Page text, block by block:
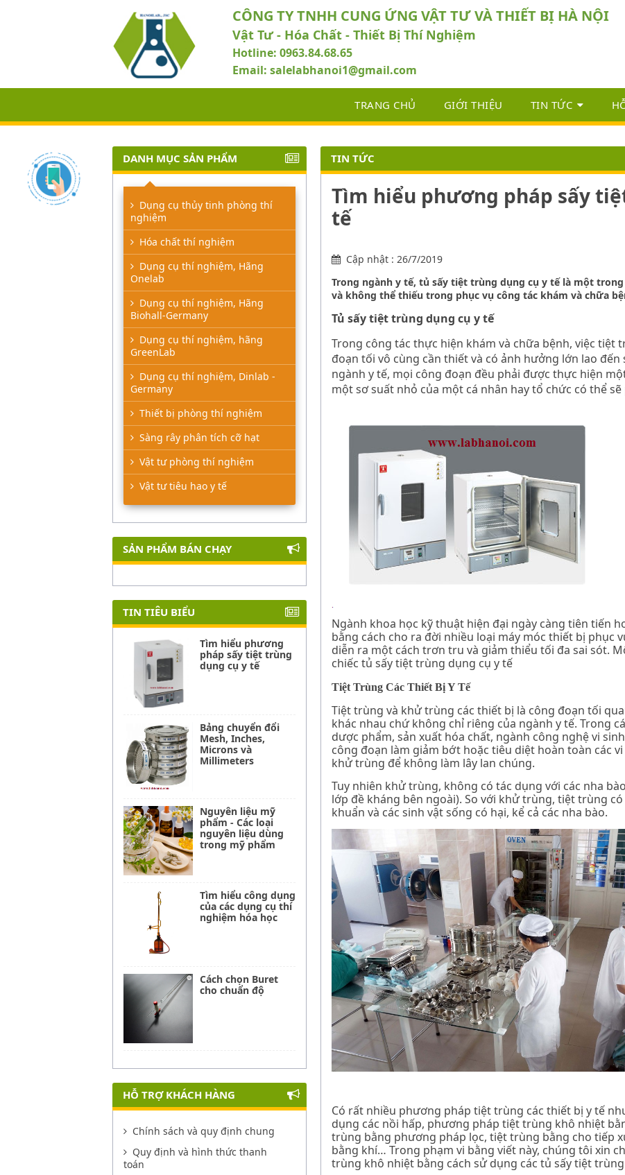
CÔNG TY TNHH CUNG ỨNG VẬT TƯ VÀ THIẾT BỊ HÀ NỘI
Vật Tư - Hóa Chất - Thiết Bị Thí Nghiệm
Hotline: 0963.84.68.65
Email: salelabhanoi1@gmail.com
TRANG CHỦ GIỚI THIỆU TIN TỨC
TIN TỨC
Tìm hiểu phương pháp sấy
tế
Cập nhật : 26/7/2019
Trong ngành y tế, tủ sấy tiệt trùng dụng cụ y tế là một
và không thể thiếu trong phục vụ công tác khám và chữa
Tủ sấy tiệt trùng dụng cụ y tế
Trong công tác thực hiện khám và chữa bệnh, việc tiệt
đoạn tối vô cùng cần thiết và có ảnh hưởng lớn lao
ngành y tế, mọi công đoạn đều phải được thực hiện
một sơ suất nhỏ của một cá nhân hay tổ chức có thể
Ngành khoa học kỹ thuật hiện đại ngày càng tiên tiến
bằng cách cho ra đời nhiều loại máy móc thiết bị phục
diễn ra một cách trơn tru và giảm thiểu tối đa sai sót.
chiếc tủ sấy tiệt trùng dụng cụ y tế
Tiệt Trùng Các Thiết Bị Y Tế
Tiệt trùng và khử trùng các thiết bị là công đoạn tối
khác nhau chứ không chỉ riêng của ngành y tế. Trong
dược phẩm, sản xuất hóa chất, ngành công nghệ vi
công đoạn làm giảm bớt hoặc tiêu diệt hoàn toàn các
khử trùng để không làm lây lan chúng.
Tuy nhiên khử trùng, không có tác dụng với các nha
lớp đề kháng bên ngoài). So với khử trùng, tiệt trùng
khuẩn và các sinh vật sống có hại, kể cả các nha bào.
Có rất nhiều phương pháp tiệt trùng các thiết bị y tế
dụng các nồi hấp, phương pháp tiệt trùng khô nhiệt
trùng bằng phương pháp lọc, tiệt trùng bằng cho tiếp
bằng khí… Trong phạm vi bằng viết này, chúng tôi xin
trùng khô nhiệt bằng cách sử dụng các tủ sấy tiệt
DANH MỤC SẢN PHẨM
Dụng cụ thủy tinh phòng thí
nghiệm
Hóa chất thí nghiệm
Dụng cụ thí nghiệm, Hãng
Onelab
Dụng cụ thí nghiệm, Hãng
Biohall-Germany
Dụng cụ thí nghiệm, hãng
GreenLab
Dụng cụ thí nghiệm, Dinlab -
Germany
Thiết bị phòng thí nghiệm
Sàng rây phân tích cỡ hạt
Vật tư phòng thí nghiệm
Vật tư tiêu hao y tế
SẢN PHẨM BÁN CHẠY
TIN TIÊU BIỂU
Tìm hiểu phương
pháp sấy tiệt trùng
dụng cụ y tế
Bảng chuyển đổi
Mesh, Inches,
Microns và
Millimeters
Nguyên liệu mỹ
phẩm - Các loại
nguyên liệu dùng
trong mỹ phẩm
Tìm hiểu công dụng
của các dụng cụ thí
nghiệm hóa học
Cách chọn Buret
cho chuẩn độ
HỖ TRỢ KHÁCH HÀNG
Chính sách và quy định chung
Quy định và hình thức thanh
toán